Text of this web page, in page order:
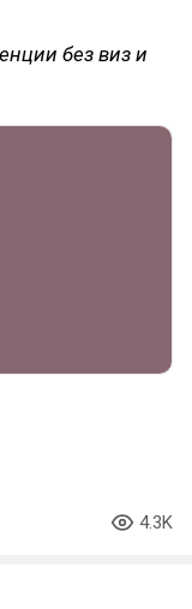
без виз и
4.3K